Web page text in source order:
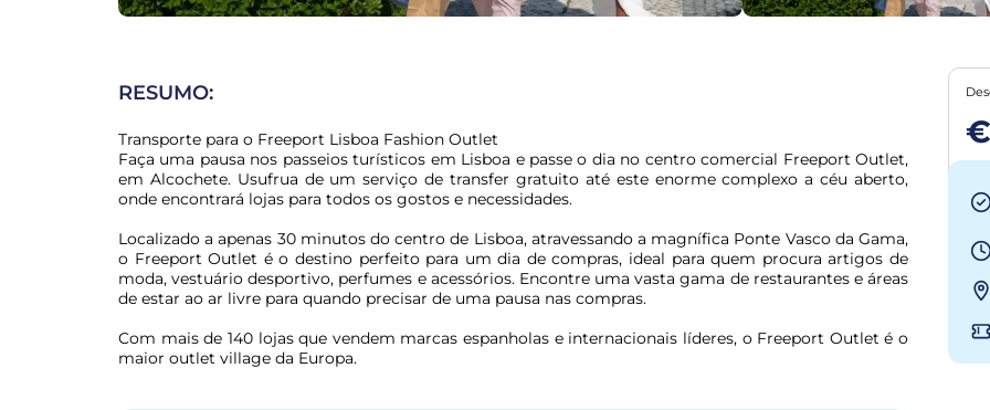
RESUMO:
Transporte para o Freeport Lisboa Fashion Outlet
Faça uma pausa nos passeios turísticos em Lisboa e passe o dia no centro comercial Freeport Outlet,
em Alcochete. Usufrua de um serviço de transfer gratuito até este enorme complexo a céu aberto,
onde encontrará lojas para todos os gostos e necessidades.
Localizado a apenas 30 minutos do centro de Lisboa, atravessando a magnífica Ponte Vasco da Gama,
o Freeport Outlet é o destino perfeito para um dia de compras, ideal para quem procura artigos de
moda, vestuário desportivo, perfumes e acessórios. Encontre uma vasta gama de restaurantes e áreas
de estar ao ar livre para quando precisar de uma pausa nas compras.
Com mais de 140 lojas que vendem marcas espanholas e internacionais líderes, o Freeport Outlet é o
maior outlet village da Europa.